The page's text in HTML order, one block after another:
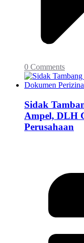
0 Comments
Sidak
Ampel, DLH
Perusahaan